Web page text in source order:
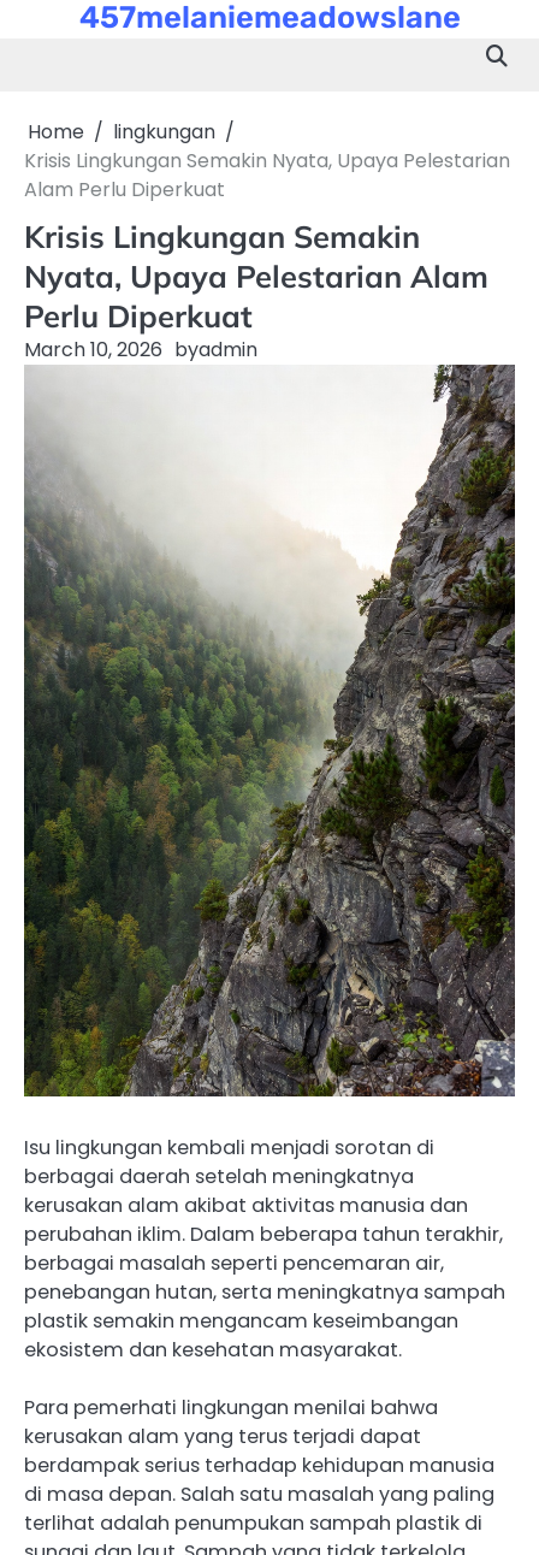
457melaniemeadowslane
Home
lingkungan
Krisis Lingkungan Semakin Nyata, Upaya Pelestarian
Alam Perlu Diperkuat
Krisis Lingkungan Semakin
Nyata, Upaya Pelestarian Alam
Perlu Diperkuat
March 10, 2026 byadmin
Isu lingkungan kembali menjadi sorotan di
berbagai daerah setelah meningkatnya
kerusakan alam akibat aktivitas manusia dan
perubahan iklim. Dalam beberapa tahun terakhir,
berbagai masalah seperti pencemaran air,
penebangan hutan, serta meningkatnya sampah
plastik semakin mengancam keseimbangan
ekosistem dan kesehatan masyarakat.
Para pemerhati lingkungan menilai bahwa
kerusakan alam yang terus terjadi dapat
berdampak serius terhadap kehidupan manusia
di masa depan. Salah satu masalah yang paling
terlihat adalah penumpukan sampah plastik di